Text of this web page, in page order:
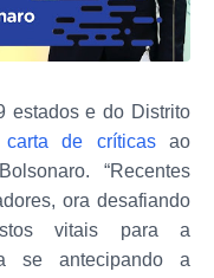
estados e do Distrito
carta de críticasao
“Recentes
ora desafiando
vitais para a
se antecipando a